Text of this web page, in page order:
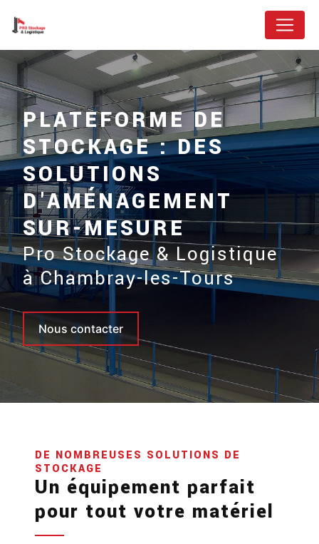
PLATEFORME DE
STOCKAGE : DES
SOLUTIONS
D'AMÉNAGEMENT
SUR-MESURE
Pro Stockage & Logistique
à Chambray-les-Tours
Nous contacter
DE NOMBREUSES SOLUTIONS DE
STOCKAGE
Un équipement parfait
pour tout votre matériel